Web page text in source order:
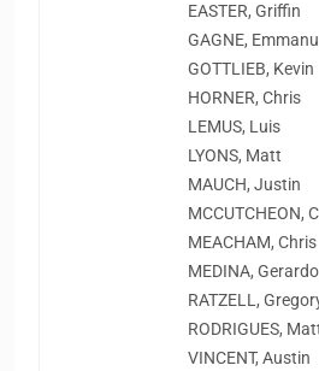
EASTER, Griffin
GAGNE,
GOTTLIEB, Kevin
HORNER, Chris
LEMUS, Luis
LYONS, Matt
MAUCH, Justin
MCCUTCHEON,
MEACHAM, Chris
MEDINA, Gerardo
RATZELL,
RODRIGUES,
VINCENT, Austin